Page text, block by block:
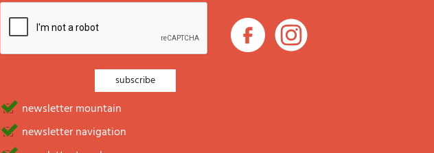
newsletter mountain
newsletter navigation